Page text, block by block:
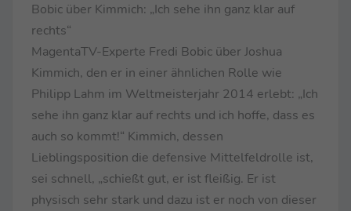
Bobic über Kimmich: „Ich sehe ihn ganz klar auf
rechts“
MagentaTV-Experte Fredi Bobic über Joshua
Kimmich, den er in einer ähnlichen Rolle wie
Philipp Lahm im Weltmeisterjahr 2014 erlebt: „Ich
sehe ihn ganz klar auf rechts und ich hoffe, dass es
auch so kommt!“ Kimmich, dessen
Lieblingsposition die defensive Mittelfeldrolle ist,
sei schnell, „schießt gut, er ist fleißig. Er ist
physisch sehr stark und dazu ist er noch von dieser